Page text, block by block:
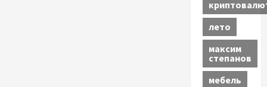
лето
максим
степанов
мебель